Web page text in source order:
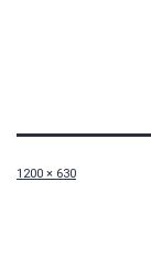
Originalgröße
1200 × 630